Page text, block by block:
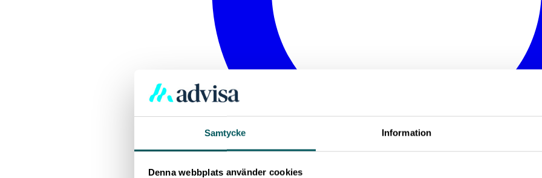
Samtycke Information
Denna webbplats använder cookies